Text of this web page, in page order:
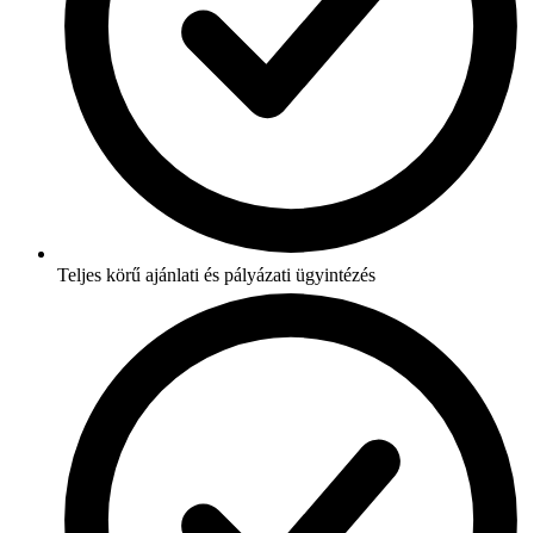
Teljes körű ajánlati és pályázati ügyintézés